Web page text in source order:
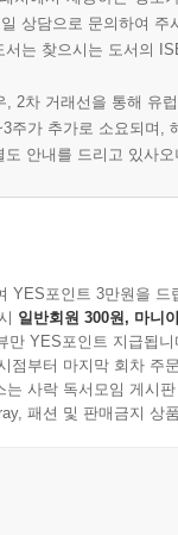
상담으로 문의하여 주
는 찾으시는 도서의
, 2차 거래선을 통해 유
주가 추가로 소요되며,
안내를 드리고 있사
YES포인트 3만원을 드
일반회원 300원, 마니
만 YES포인트 지급됩니
점부터 마지막 회차 주
사락 독서모임 게시
패션 및 판매금지 상